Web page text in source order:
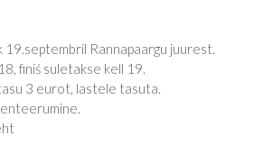
19.septembril Rannapaargu juurest.
finiś suletakse kell 19.
3 eurot, lastele tasuta.